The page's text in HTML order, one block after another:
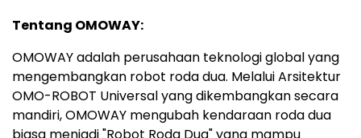
Tentang OMOWAY:
OMOWAY adalah perusahaan teknologi global yang
mengembangkan robot roda dua. Melalui Arsitektur
OMO-ROBOT Universal yang dikembangkan secara
mandiri, OMOWAY mengubah kendaraan roda dua